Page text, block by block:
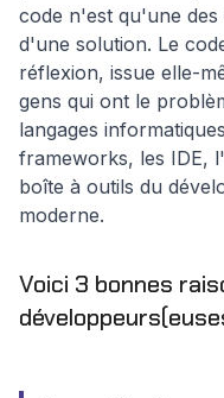
code n'est qu'une des
d'une solution. Le
réflexion, issue elle-
gens qui ont le
langages
frameworks, les IDE,
boîte à outils du
moderne.
Voici 3 bonnes